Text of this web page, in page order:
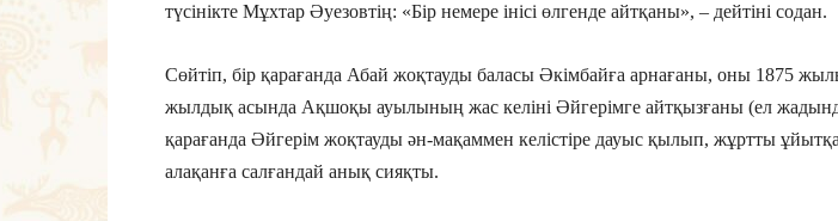
түсінікте Мұхтар Әуезовтің: «Бір немере інісі өлгенде айтқаны», – дейтіні содан.
Сөйтіп, бір қарағанда Абай жоқтауды баласы Әкімбайға арнағаны, оны 1875
жылдық асында Ақшоқы ауылының жас келіні Әйгерімге айтқызғаны (ел
қарағанда Әйгерім жоқтауды ән-мақаммен келістіре дауыс қылып, жұртты
алақанға салғандай анық сияқты.